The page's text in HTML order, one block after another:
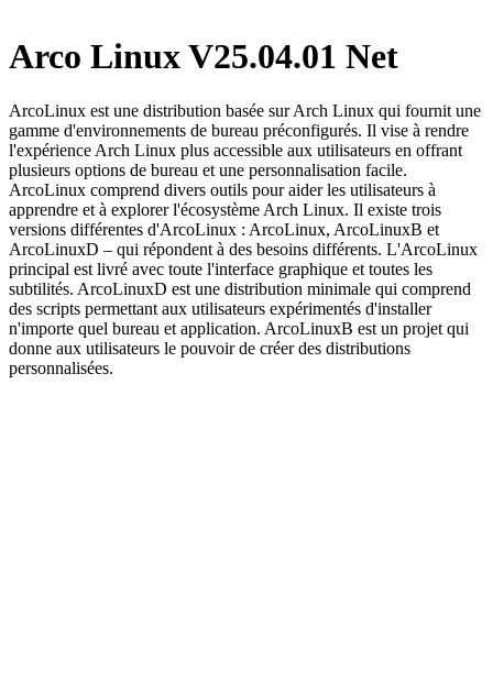
Arco Linux V25.04.01 Net
ArcoLinux est une distribution basée sur Arch Linux qui fournit une
gamme d'environnements de bureau préconfigurés. Il vise à rendre
l'expérience Arch Linux plus accessible aux utilisateurs en offrant
plusieurs options de bureau et une personnalisation facile.
ArcoLinux comprend divers outils pour aider les utilisateurs à
apprendre et à explorer l'écosystème Arch Linux. Il existe trois
versions différentes d'ArcoLinux : ArcoLinux, ArcoLinuxB et
ArcoLinuxD – qui répondent à des besoins différents. L'ArcoLinux
principal est livré avec toute l'interface graphique et toutes les
subtilités. ArcoLinuxD est une distribution minimale qui comprend
des scripts permettant aux utilisateurs expérimentés d'installer
n'importe quel bureau et application. ArcoLinuxB est un projet qui
donne aux utilisateurs le pouvoir de créer des distributions
personnalisées.